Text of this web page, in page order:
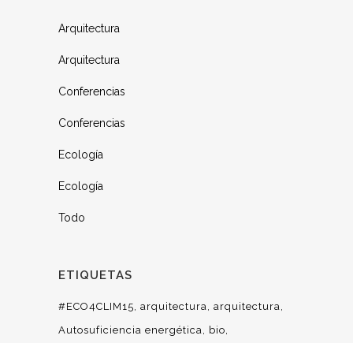
Arquitectura
Arquitectura
Conferencias
Conferencias
Ecología
Ecología
Todo
ETIQUETAS
#ECO4CLIM15 arquitectura arquitectura
Autosuficiencia energética
bio